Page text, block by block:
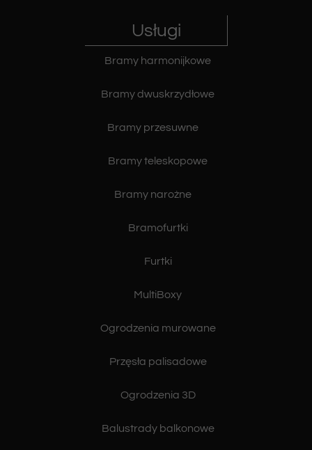
Bramy dwuskrzydłowe
Balustrady balkonowe
Ogrodzenia 3D
Przęsła palisadowe
Ogrodzenia murowane
MultiBoxy
Furtki
Bramofurtki
Bramy narożne
Bramy teleskopowe
Bramy przesuwne
Bramy harmonijkowe
Usługi